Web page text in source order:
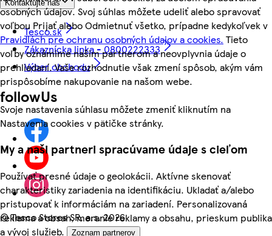
osobných údajov. Svoj súhlas môžete udeliť alebo spravovať
voľbou Prijať alebo Odmietnuť všetko, prípadne kedykoľvek v
Pravidlách pre ochranu osobných údajov a cookies. Tieto
voľby oznámime našim partnerom a neovplyvnia údaje o
prehliadaní. Vaše rozhodnutie však zmení spôsob, akým vám
prispôsobíme nakupovanie na našom webe.
Svoje nastavenia súhlasu môžete zmeniť kliknutím na
Nastavenia cookies v pätičke stránky.
My a naši partneri spracúvame údaje s cieľom
Používať presné údaje o geolokácii. Aktívne skenovať
charakteristiky zariadenia na identifikáciu. Ukladať a/alebo
pristupovať k informáciám na zariadení. Personalizovaná
reklama a obsah, meranie reklamy a obsahu, prieskum publika
a vývoj služieb.
Zoznam partnerov
Kontaktujte nás
Tesco.sk
Zákaznícka linka - 0800222333
Výber obchodu
followUs
©Tesco Stores SR, a.s. 2026